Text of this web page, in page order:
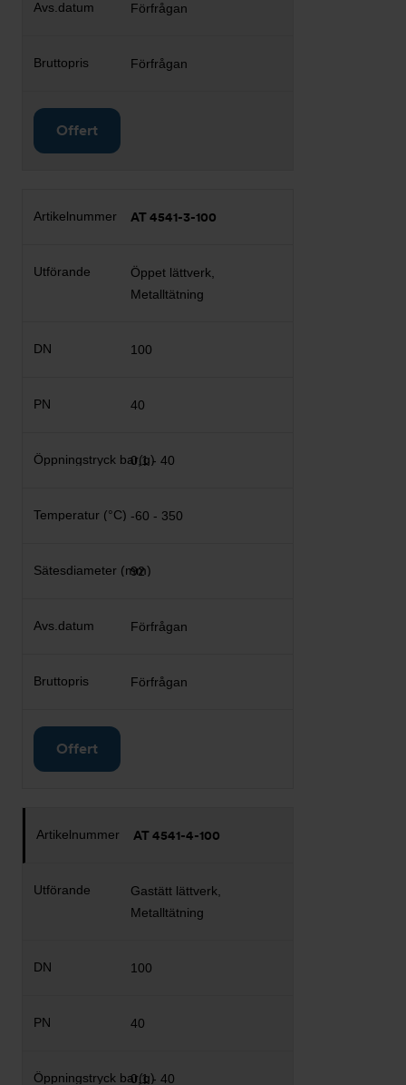
Förfrågan
Förfrågan
Offert
AT 4541-3-100
Öppet lättverk,
Metalltätning
100
40
0,1 - 40
-60 - 350
92
Förfrågan
Förfrågan
Offert
AT 4541-4-100
Gastätt lättverk,
Metalltätning
100
40
0,1 - 40